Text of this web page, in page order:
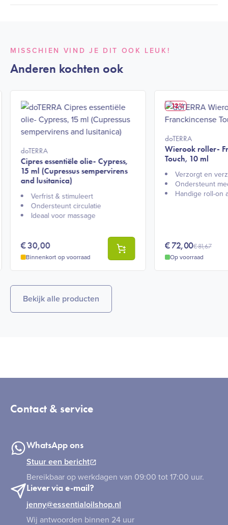
MISSCHIEN VIND JE DIT OOK LEUK!
Anderen kochten ook
doTERRA
Cipres essentiële olie- Cypress,
15 ml (Cupressus sempervirens
and lusitanica)
Verfrist & stimuleert​
Ondersteunt circulatie​
Ideaal voor massage​
€30,00
Binnenkort op voorraad
- 12%
doTERRA
Wierook roller-
Touch, 10 ml
Verzorgt en
Ondersteunt
Handige roll-on
€72,00€81,67
Op voorraad
Bekijk alle producten
Contact & service
WhatsApp ons
Stuur een bericht
Bereikbaar op werkdagen van 09:00 tot 17:00 uur.
Liever via e-mail?
jenny@essentialoilshop.nl
Wij antwoorden binnen 24 uur